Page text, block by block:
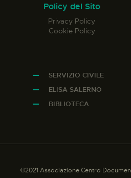
Policy del Sito
Privacy Policy
Cookie Policy
SERVIZIO CIVILE
ELISA SALERNO
BIBLIOTECA
©2021 Associazione Centro